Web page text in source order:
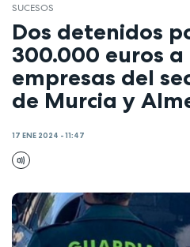
SUCESOS
Dos detenidos
300.000 euros
empresas del
de Murcia y
17 ENE 2024 - 11:47